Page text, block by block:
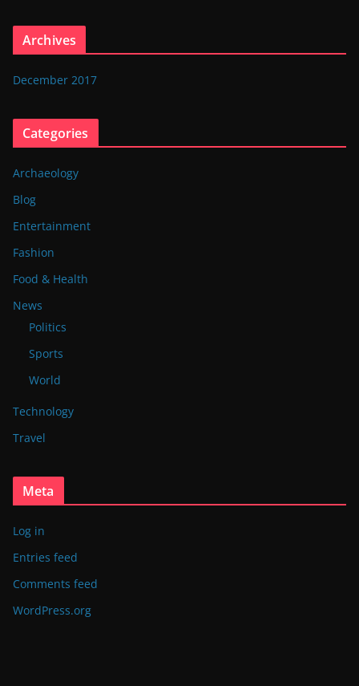
Archives
December 2017
Categories
Archaeology
Blog
Entertainment
Fashion
Food & Health
News
Politics
Sports
World
Technology
Travel
Meta
Log in
Entries feed
Comments feed
WordPress.org